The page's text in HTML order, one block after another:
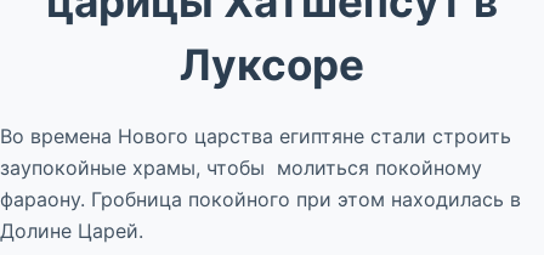
Луксоре
Во времена Нового царства египтяне стали строить
заупокойные храмы, чтобы молиться покойному
фараону. Гробница покойного при этом находилась в
Долине Царей.